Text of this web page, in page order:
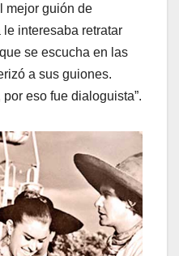
mejor guión de
le interesaba retratar
se escucha en las
a sus guiones.
eso fue dialoguista”.